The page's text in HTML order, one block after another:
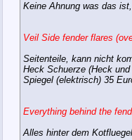
Keine Ahnung was das
Veil Side fender flares
Seitenteile, kann nicht
Heck Schuerze (Heck
Spiegel (elektrisch) 35
Everything behind the
Alles hinter dem